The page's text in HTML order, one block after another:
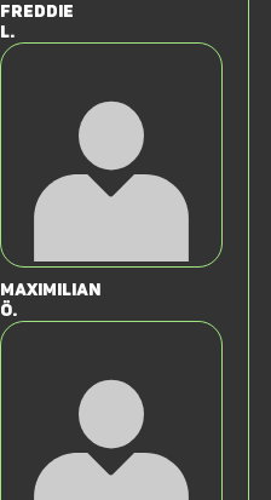
Freddie
L.
Maximilian
Ö.